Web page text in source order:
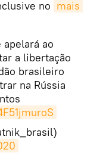
no mais
ao
a libertação
brasileiro
na Rússia